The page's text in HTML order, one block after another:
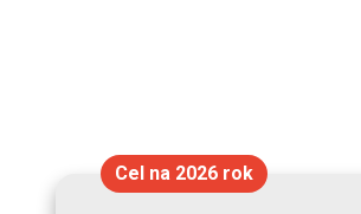
Cel na 2026 rok